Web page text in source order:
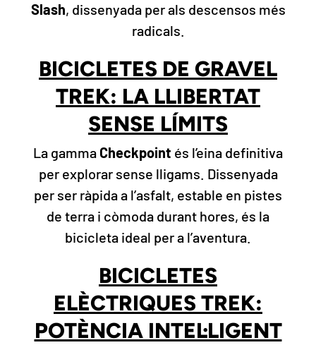
Slash, dissenyada per als descensos més
radicals.
BICICLETES DE GRAVEL
TREK: LA LLIBERTAT
SENSE LÍMITS
La gamma Checkpoint és l’eina definitiva
per explorar sense lligams. Dissenyada
per ser ràpida a l’asfalt, estable en pistes
de terra i còmoda durant hores, és la
bicicleta ideal per a l’aventura.
BICICLETES
ELÈCTRIQUES TREK:
POTÈNCIA INTEL·LIGENT